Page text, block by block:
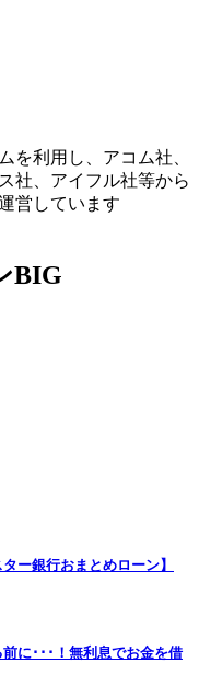
を利用し、アコム社、
社、アイフル社等から
営しています
BIG
ー銀行おまとめローン】
に･･･！無利息でお金を借